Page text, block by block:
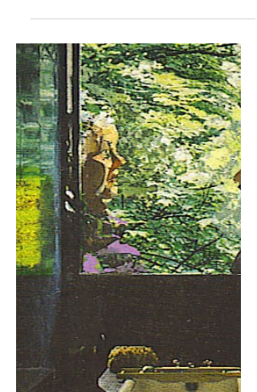
Le fatiche di Hercule (1947)
L’idea della raccolta mi è piaciuta
molto, Hercule Poirot, prossimo alla
pensione come lo era nei primi
romanzi, vent’anni prima, che...